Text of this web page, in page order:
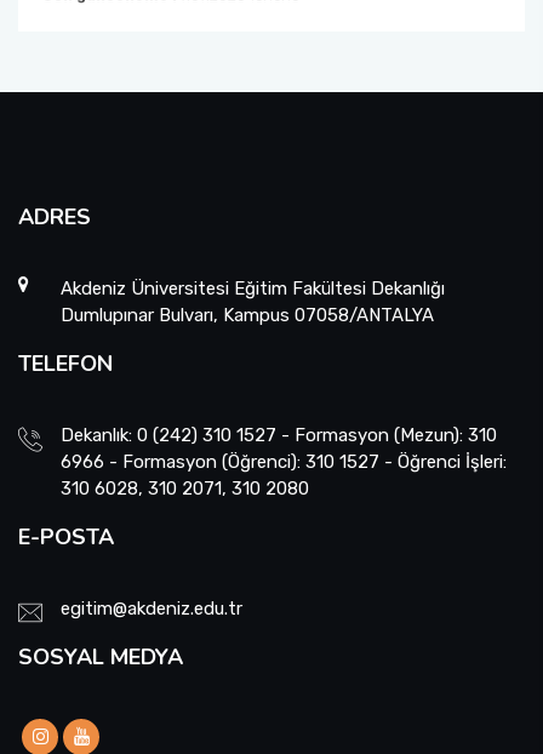
ADRES
Akdeniz Üniversitesi Eğitim Fakültesi Dekanlığı
Dumlupınar Bulvarı, Kampus 07058/ANTALYA
TELEFON
Dekanlık: 0 (242) 310 1527 - Formasyon (Mezun): 310
6966 - Formasyon (Öğrenci): 310 1527 - Öğrenci İşleri:
310 6028, 310 2071, 310 2080
E-POSTA
egitim@akdeniz.edu.tr
SOSYAL MEDYA